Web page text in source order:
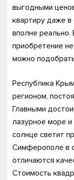
выгодными
квартиру даже
вполне реально.
приобретение
можно
Республика
регионом,
Главными
лазурное море
солнце светит
Симферополе в
отличаются
Стоимость